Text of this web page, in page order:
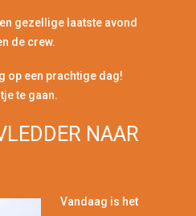
gezellige laatste avond
de crew.
op een prachtige dag!
te gaan.
NAAR
Vandaag is het